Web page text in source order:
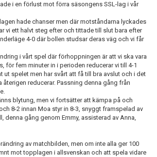
i en förlust mot förra säsongens SSL-lag i vår
hade chanser men där motståndarna lyckades
vi ett halvt steg efter och tittade till slut bara efter
4-0 där bollen studsar deras väg och vi får
i vårt spel där förhoppningen är att vi ska vara
för fem minuter in i perioden reducerar vi till 4-1
ut spelet men har svårt att få till bra avslut och i det
reducerar. Passning denna gång från
blytung, men vi fortsätter att kämpa på och
8-2 innan Moa styr in 8-3, snyggt framspelad av
gång genom Emmy, assisterad av Anna,
av matchbilden, men om inte alla ger 100
mot topplagen i allsvenskan och att spela vidare